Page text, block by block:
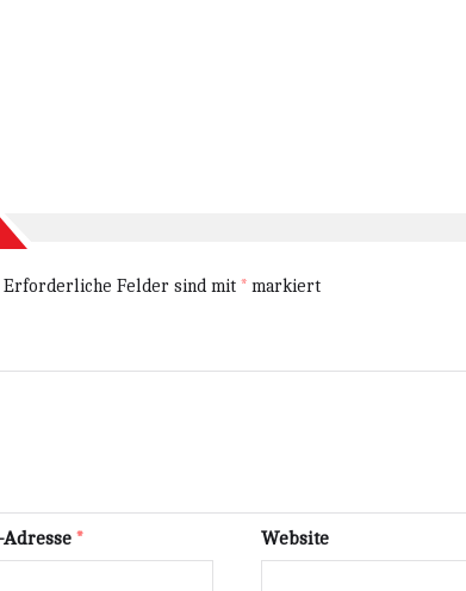
Erforderliche Felder sind mit * markiert
* Website